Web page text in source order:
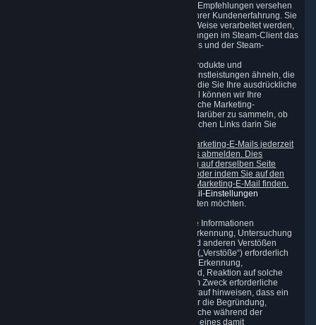
Ihre Bedürfnisse angepasst und mit relevanten Empfehlungen versehen
werden können. Dies dient der Verbesserung Ihrer Kundenerfahrung. Sie
können verhindern, dass Ihre Daten auf diese Weise verarbeitet werden,
indem Sie im Bereich „Oberfläche“ der Einstellungen im Steam-Client das
automatische Laden der Seite des Steam-Shops und der Steam-
Valve kann Ihnen Marketingnachrichten über Produkte und
Dienstleistungen zusenden, die Waren und Dienstleistungen ähneln, die
Sie zuvor bei Valve angefordert haben oder für die Sie Ihre ausdrückliche
Zustimmung erteilt haben. In einem solchen Fall können wir Ihre
gesammelten Daten auch dazu verwenden, solche Marketing-
Nachrichten anzupassen sowie Informationen darüber zu sammeln, ob
Sie solche Nachrichten geöffnet haben und welchen Links darin Sie
Sie können Ihre Zustimmung zum Erhalt von Marketing-E-Mails jederzeit
widerrufen oder sich vom Erhalt solcher E-Mails abmelden. Dies
geschieht, indem Sie entweder die Zustimmung auf derselben Seite
widerrufen, auf der Sie sie zuvor erteilt haben, oder indem Sie auf den
Link zum Abbestellen klicken, den Sie in jeder Marketing-E-Mail finden.
Seite für die E-Mail-Einstellungen
auswählen, welche Arten von E-Mails Sie erhalten möchten.
3.8 Zum Entdecken von Verstößen erforderliche Informationen
Wir erfassen bestimmte Daten, die für unsere Erkennung, Untersuchung
und Verhinderung von Betrug, Betrügereien und anderen Verstößen
gegen die SSA und die einschlägigen Gesetze („Verstöße“) erforderlich
sind. Diese Daten werden nur zum Zwecke der Erkennung,
Untersuchung, Prävention und, sofern zutreffend, Reaktion auf solche
Verstöße angewendet und nur für die zu diesem Zweck erforderliche
Mindestdauer gespeichert. Wenn die Daten darauf hinweisen, dass ein
Verstoß eingetreten ist, werden wir die Daten für die Begründung,
Ausübung oder Verteidigung der Rechtsansprüche während der
geltenden Verjährungsfrist oder bis zur Klärung eines damit